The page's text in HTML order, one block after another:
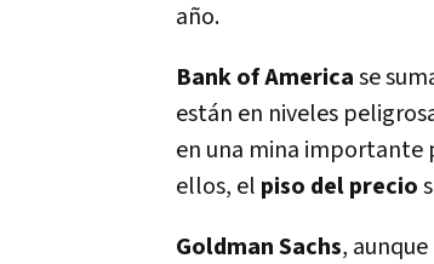
año.
Bank of Americase
están en niveles
en una mina importante
ellos, el piso del precio
Goldman Sachs,